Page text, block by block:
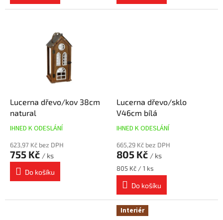
Lucerna dřevo/kov 38cm
natural
IHNED K ODESLÁNÍ
623,97 Kč bez DPH
755 Kč / ks
Do košíku
Lucerna dřevo/sklo
V46cm bílá
IHNED K ODESLÁNÍ
665,29 Kč bez DPH
805 Kč / ks
Měrná
cena:
805 Kč / 1 ks
Do košíku
Interiér